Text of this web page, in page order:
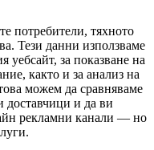
потребители, тяхното
Тези данни използваме
уебсайт, за показване на
както и за анализ на
можем да сравняваме
и да ви
рекламни канали — но